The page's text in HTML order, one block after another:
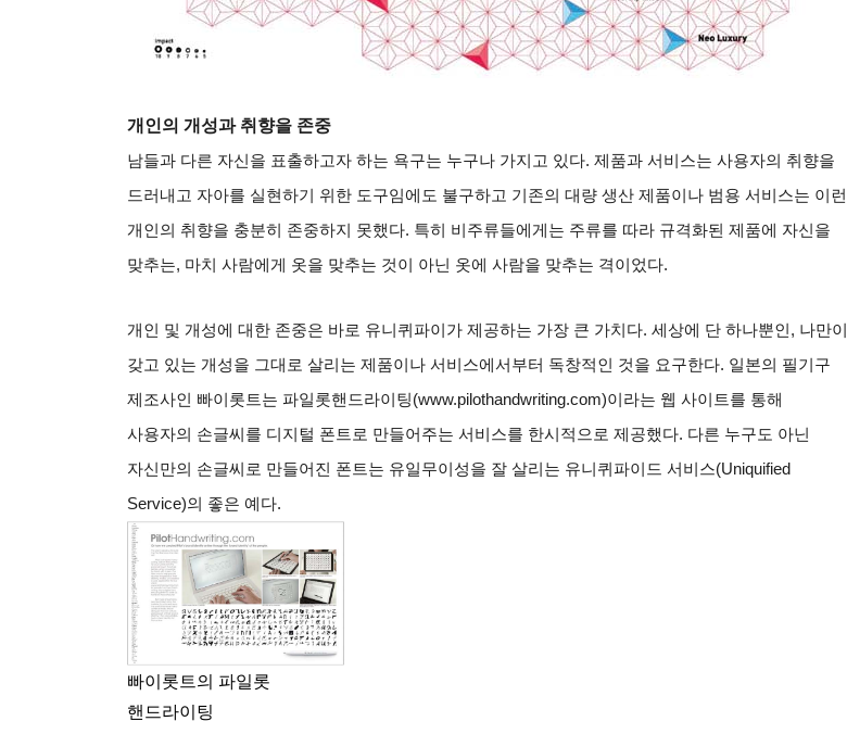
개인의 개성과 취향을 존중
남들과 다른 자신을 표출하고자 하는 욕구는 누구나 가지고 있다. 제품과 서비스는 사용자의 취향을
드러내고 자아를 실현하기 위한 도구임에도 불구하고 기존의 대량 생산 제품이나 범용 서비스는 이런
개인의 취향을 충분히 존중하지 못했다. 특히 비주류들에게는 주류를 따라 규격화된 제품에 자신을
맞추는, 마치 사람에게 옷을 맞추는 것이 아닌 옷에 사람을 맞추는 격이었다.
개인 및 개성에 대한 존중은 바로 유니퀴파이가 제공하는 가장 큰 가치다. 세상에 단 하나뿐인, 나만이
갖고 있는 개성을 그대로 살리는 제품이나 서비스에서부터 독창적인 것을 요구한다. 일본의 필기구
제조사인 빠이롯트는 파일롯핸드라이팅(www.pilothandwriting.com)이라는 웹 사이트를 통해
사용자의 손글씨를 디지털 폰트로 만들어주는 서비스를 한시적으로 제공했다. 다른 누구도 아닌
자신만의 손글씨로 만들어진 폰트는 유일무이성을 잘 살리는 유니퀴파이드 서비스(Uniquified
Service)의 좋은 예다.
빠이롯트의 파일롯
핸드라이팅